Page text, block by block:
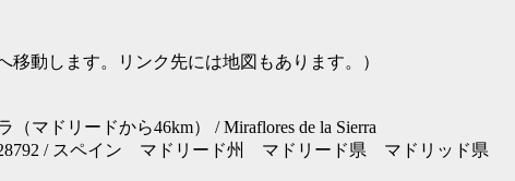
移動します。リンク先には地図もあります。）
マドリードから46km） / Miraflores de la Sierra
28792 / スペイン マドリード州 マドリード県 マドリッド県